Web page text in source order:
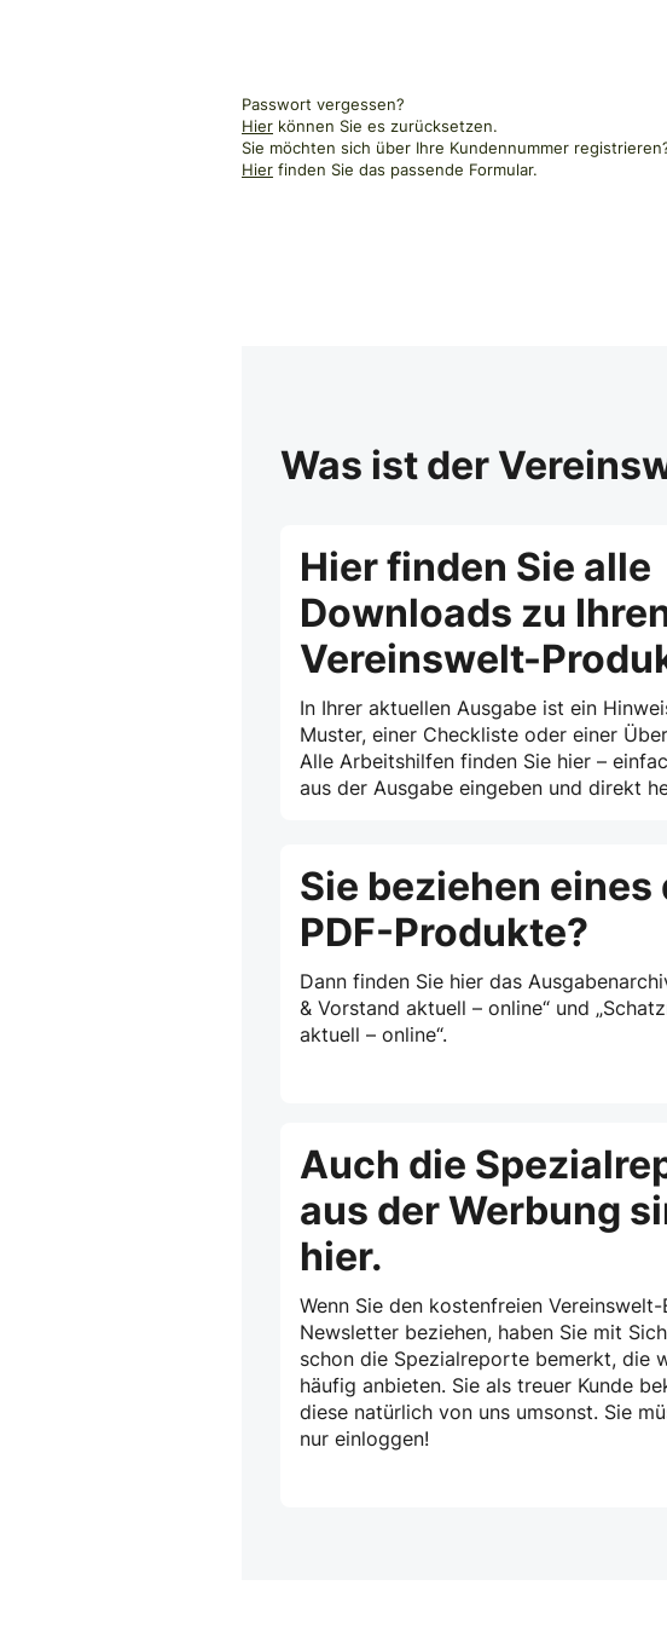
Passwort vergessen?
Hier können Sie es zurücksetzen.
Sie möchten sich über Ihre Kundennummer
Hier finden Sie das passende Formular.
Was ist der
Hier finden Sie alle
Downloads zu
Vereinswelt-
In Ihrer aktuellen Ausgabe ist ein
Muster, einer Checkliste oder einer
Alle Arbeitshilfen finden Sie hier –
aus der Ausgabe eingeben und direkt
Sie beziehen eines
PDF-Produkte?
Dann finden Sie hier das
& Vorstand aktuell – online“ und
aktuell – online“.
Auch die
aus der Werbung
hier.
Wenn Sie den kostenfreien
Newsletter beziehen, haben Sie mit
schon die Spezialreporte bemerkt, die
häufig anbieten. Sie als treuer Kunde
diese natürlich von uns umsonst. Sie
nur einloggen!